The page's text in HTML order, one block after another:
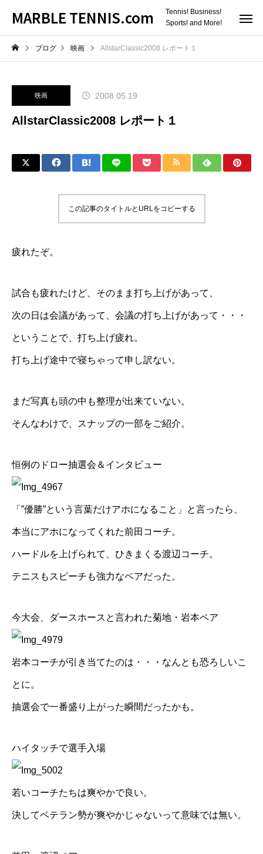
MARBLE TENNIS.com
Tennis! Business!
Sports! and More!
ブログ 映画 AllstarClassic2008 レポート１
映画 2008.05.19
AllstarClassic2008 レポート１
この記事のタイトルとURLをコピーする
疲れたぞ。
試合も疲れたけど、そのまま打ち上げがあって、
次の日は会議があって、会議の打ち上げがあって・・・
ということで、打ち上げ疲れ。
打ち上げ途中で寝ちゃって申し訳ない。
まだ写真も頭の中も整理が出来ていない。
そんなわけで、スナップの一部をご紹介。
恒例のドロー抽選会＆インタビュー
「”優勝”という言葉だけアホになること」と言ったら、
本当にアホになってくれた前田コーチ。
ハードルを上げられて、ひきまくる渡辺コーチ。
テニスもスピーチも強力なペアだった。
今大会、ダースホースと言われた菊地・岩本ペア
岩本コーチが引き当てたのは・・・なんとも恐ろしいこ
とに。
抽選会で一番盛り上がった瞬間だったかも。
ハイタッチで選手入場
若いコーチたちは爽やかで良い。
決してベテラン勢が爽やかじゃないって意味では無い。